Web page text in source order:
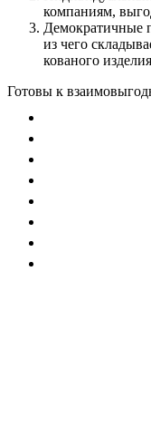
компаниям,
Демократичные
из чего
кованого
Готовы к